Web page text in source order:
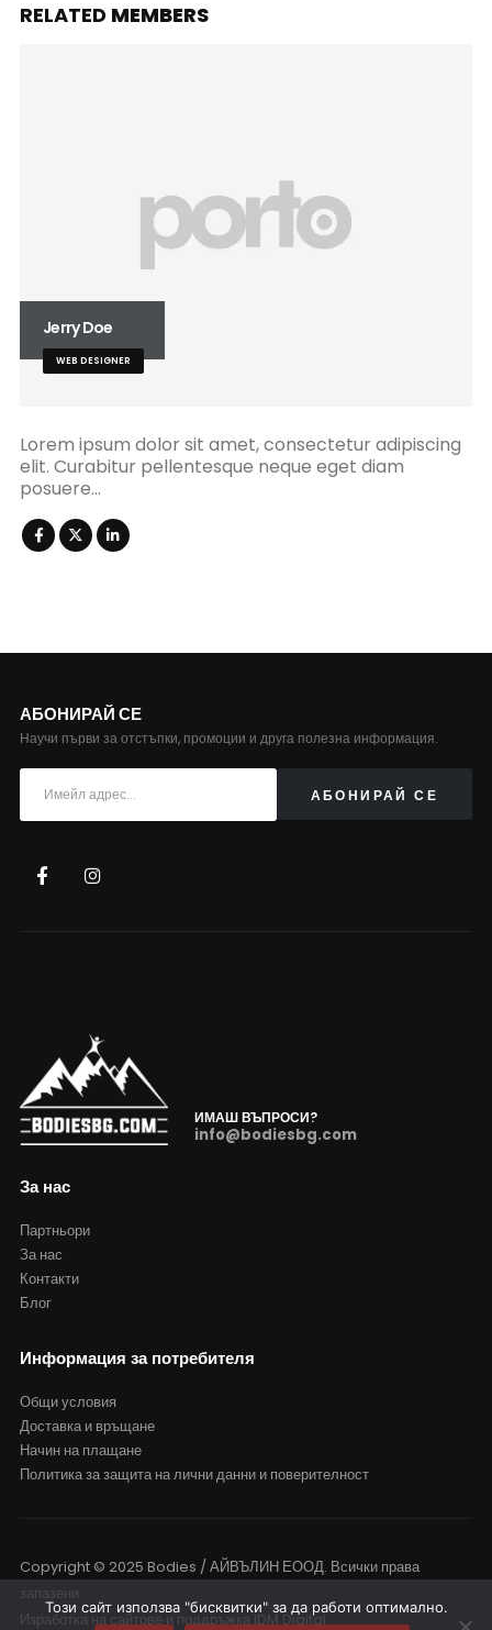
RELATED MEMBERS
Jerry Doe
WEB DESIGNER
Lorem ipsum dolor sit amet, consectetur adipiscing
elit. Curabitur pellentesque neque eget diam
posuere…
АБОНИРАЙ СЕ
Научи първи за отстъпки, промоции и друга полезна информация.
ИМАШ ВЪПРОСИ?
info@bodiesbg.com
За нас
Партньори
За нас
Контакти
Блог
Информация за потребителя
Общи условия
Доставка и връщане
Начин на плащане
Политика за защита на лични данни и поверителност
Copyright © 2025 Bodies / АЙВЪЛИН ЕООД. Всички права
запазени.
Изработка на сайтове и поддръжкаIDM Digital
Този сайт използва "бисквитки" за да работи оптимално.